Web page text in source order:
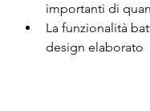
importanti di
La funzionalità
design elaborato